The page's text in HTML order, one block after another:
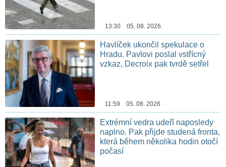
13:30 05. 08. 2026
Havlíček ukončil spekulace o
Hradu. Pavlovi poslal vstřícný
vzkaz, Decroix pak tvrdě setřel
11:59 05. 08. 2026
Extrémní vedra udeří naposledy
naplno. Pak přijde studená fronta,
která během několika hodin otočí
počasí